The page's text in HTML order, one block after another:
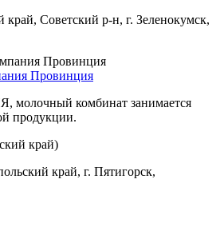
край, Советский р-н, г. Зеленокумск,
Провинция
комбинат занимается
продукции.
край)
край, г. Пятигорск,